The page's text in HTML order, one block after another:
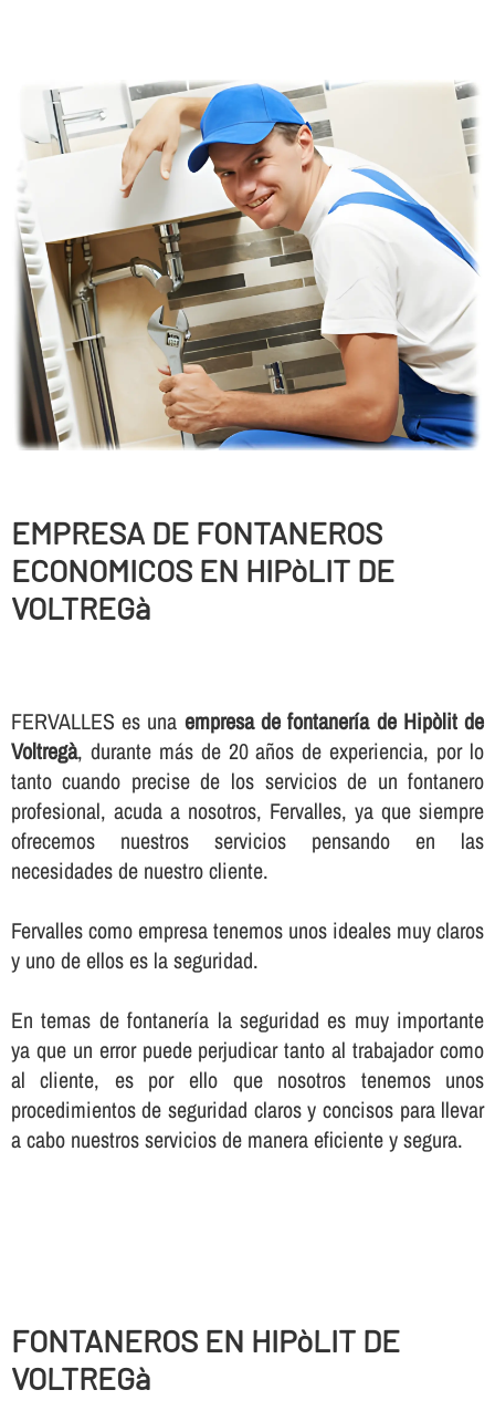
EMPRESA DE FONTANEROS
ECONOMICOS EN HIPòLIT DE
VOLTREGà
FERVALLES es una empresa de fontanerí­a de Hipòlit de
Voltregà, durante más de 20 años de experiencia, por lo
tanto cuando precise de los servicios de un fontanero
profesional, acuda a nosotros, Fervalles, ya que siempre
ofrecemos nuestros servicios pensando en las
necesidades de nuestro cliente.
Fervalles como empresa tenemos unos ideales muy claros
y uno de ellos es la seguridad.
En temas de fontanerí­a la seguridad es muy importante
ya que un error puede perjudicar tanto al trabajador como
al cliente, es por ello que nosotros tenemos unos
procedimientos de seguridad claros y concisos para llevar
a cabo nuestros servicios de manera eficiente y segura.
FONTANEROS EN HIPòLIT DE
VOLTREGà